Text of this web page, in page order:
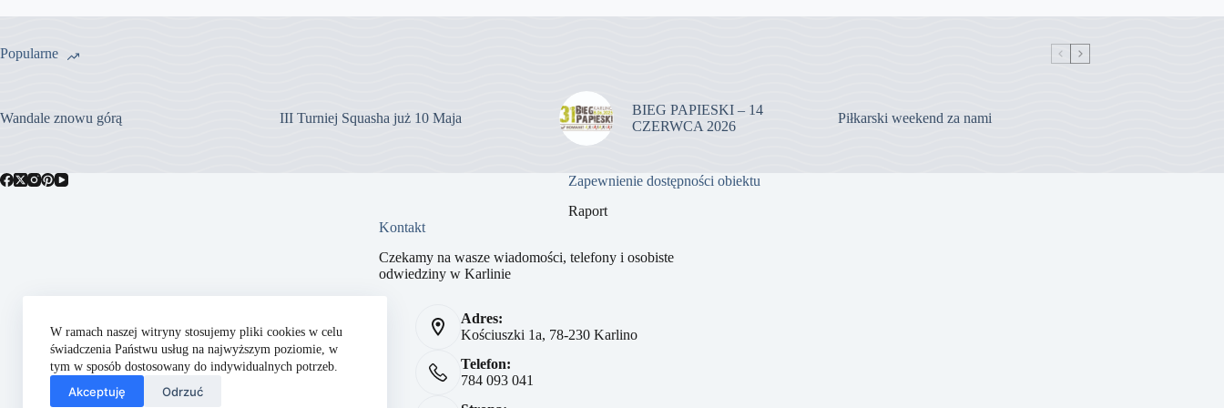
W ramach naszej witryny stosujemy pliki cookies w celu
świadczenia Państwu usług na najwyższym poziomie, w
tym w sposób dostosowany do indywidualnych potrzeb.
Akceptuję Odrzuć
Popularne
Wandale znowu górą III Turniej Squasha już 10 Maja
BIEG PAPIESKI – 14
CZERWCA 2026
Piłkarski weekend za nami
Zapewnienie dostępności obiektu
Raport
Kontakt
Czekamy na wasze wiadomości, telefony i osobiste
odwiedziny w Karlinie
Adres:
Kościuszki 1a, 78-230 Karlino
Telefon:
784 093 041